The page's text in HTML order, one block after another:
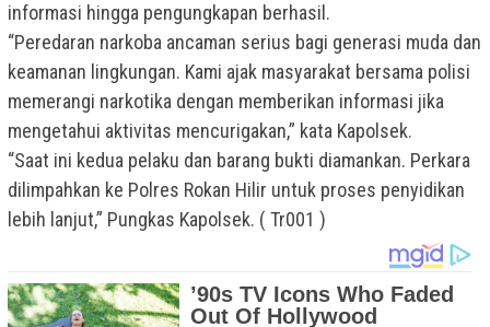
informasi hingga pengungkapan berhasil.
“Peredaran narkoba ancaman serius bagi generasi muda dan
keamanan lingkungan. Kami ajak masyarakat bersama polisi
memerangi narkotika dengan memberikan informasi jika
mengetahui aktivitas mencurigakan,” kata Kapolsek.
“Saat ini kedua pelaku dan barang bukti diamankan. Perkara
dilimpahkan ke Polres Rokan Hilir untuk proses penyidikan
lebih lanjut,” Pungkas Kapolsek. ( Tr001 )